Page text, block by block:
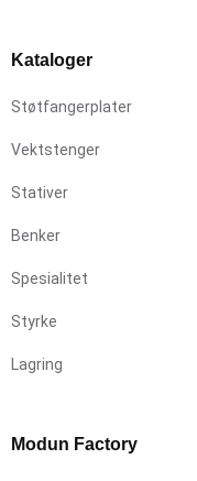
Kataloger
Støtfangerplater
Vektstenger
Stativer
Benker
Spesialitet
Styrke
Lagring
Modun Factory